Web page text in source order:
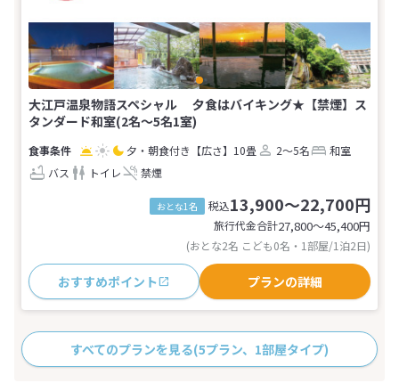
大江戸温泉物語スペシャル 夕食はバイキング★【禁煙】ス
タンダード和室(2名～5名1室)
夕・朝食付き 【広さ】10畳 2～5名
和室
バス
トイレ 禁煙
おとな1名 税込13,900～22,700円
旅行代金合計27,800〜45,400円
(おとな2名 こども0名・1部屋/1泊2日)
おすすめポイント プランの詳細
すべてのプランを見る(5プラン、1部屋タイプ)